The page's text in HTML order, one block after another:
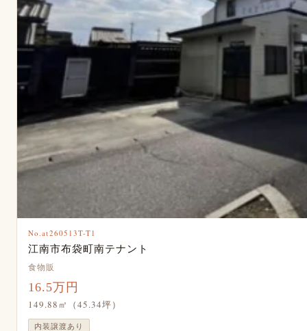
No.at260513T-T1
江南市布袋町南テナント
食物販
16.5万円
149.88㎡（45.34坪）
内装譲渡あり